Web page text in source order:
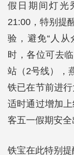
假日期间灯光
21:00，特别提
验，避免“人从
时，各位可去
站（2号线），
铁已在节前进
适时通过增加
客五一假期安全
铁宝在此特别提